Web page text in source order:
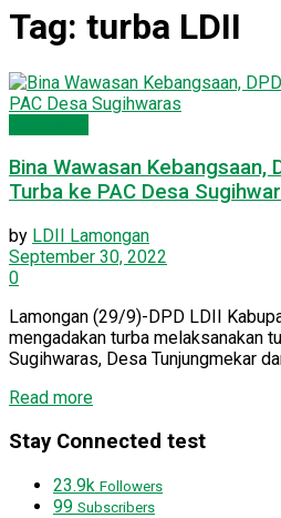
Tag: turba LDII
Bina Wawasan Kebangsaan,
Turba ke PAC Desa
by LDII Lamongan
September 30, 2022
0
Lamongan (29/9)-DPD LDII
mengadakan turba melaksanakan
Sugihwaras, Desa Tunjungmekar
Read more
Stay Connected test
23.9k Followers
99 Subscribers